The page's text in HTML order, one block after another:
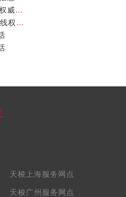
天梭中国官方售后服务中心｜全新服务热线及门店地址权威信息通告（2026年7月最新）
天梭中国官方售后服务中心｜全部网点地址及24小时热线权威信息声明（2026年7月最新）
天梭上海服务网点
天梭广州服务网点